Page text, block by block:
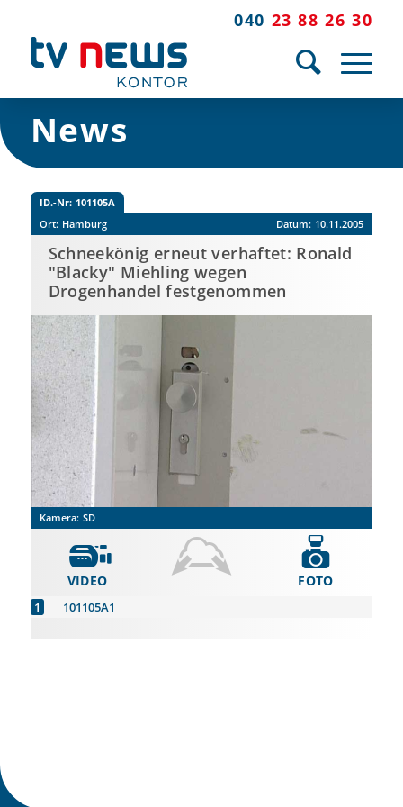
040 23 88 26 30
News
ID.-Nr: 101105A
Ort: Hamburg Datum: 10.11.2005
Schneekönig erneut verhaftet: Ronald
"Blacky" Miehling wegen
Drogenhandel festgenommen
Kamera: SD
VIDEO
101105A1
FOTO